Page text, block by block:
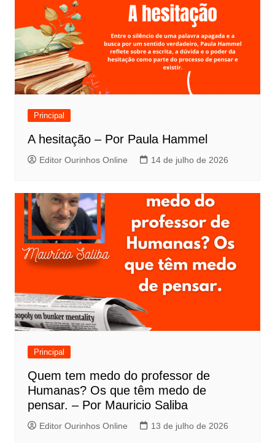
Principal
A hesitação – Por Paula Hammel
Editor Ourinhos Online 14 de julho de 2026
Principal
Quem tem medo do professor de
Humanas? Os que têm medo de
pensar. – Por Mauricio Saliba
Editor Ourinhos Online 13 de julho de 2026